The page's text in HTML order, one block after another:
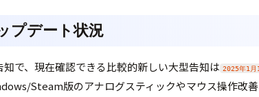
プデート状況
で、現在確認できる比較的新しい大型告知は 2025年1月
Steam版のアナログスティックやマウス操作改